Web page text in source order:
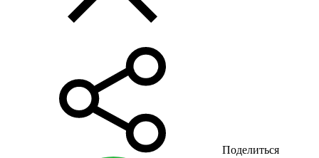
Поделиться